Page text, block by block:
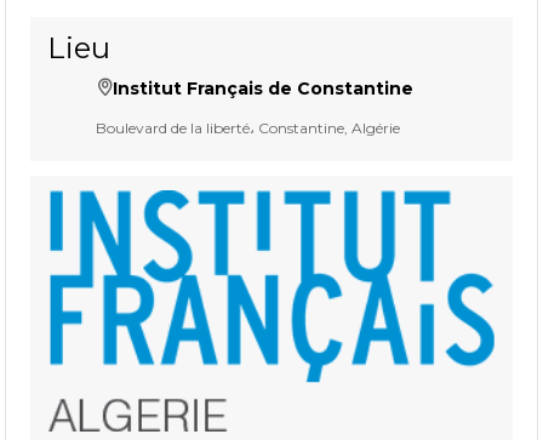
Lieu
Institut Français de Constantine
Boulevard de la liberté، Constantine, Algérie